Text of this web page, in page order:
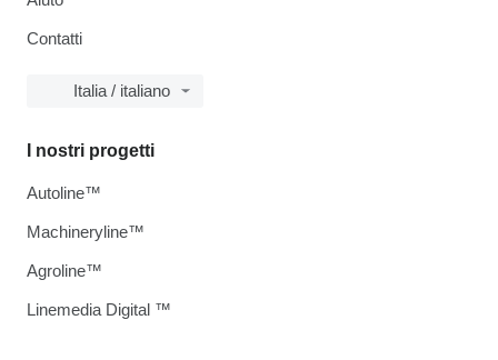
Contatti
Italia / italiano
I nostri progetti
Autoline™
Machineryline™
Agroline™
Linemedia Digital ™